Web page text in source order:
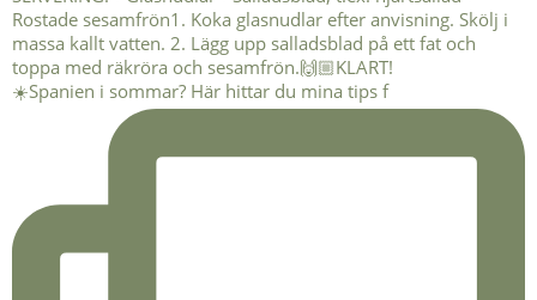
☀️Spanien i sommar? Här hittar du mina tips f